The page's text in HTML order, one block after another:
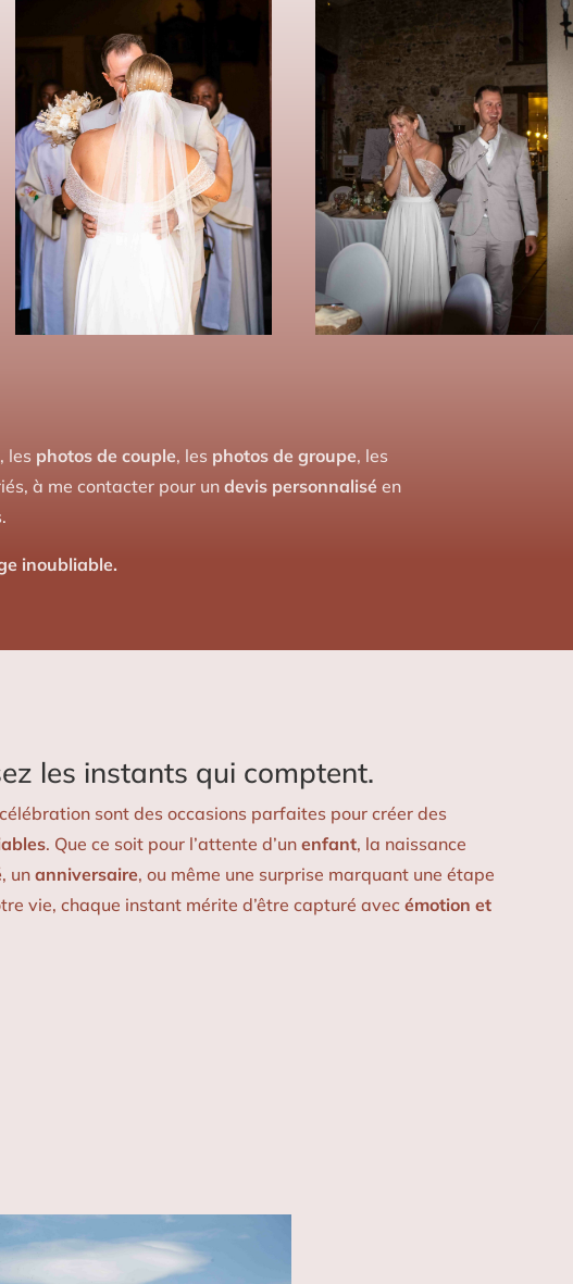
les photos de couple, les photos de groupe, les
à me contacter pour un devis personnalisé en
inoubliable.
les instants qui comptent.
sont des occasions parfaites pour créer des
. Que ce soit pour l’attente d’unenfant, la naissance
, unanniversaire, ou même une surprise marquant une étape
vie, chaque instant mérite d’être capturé avecémotion et